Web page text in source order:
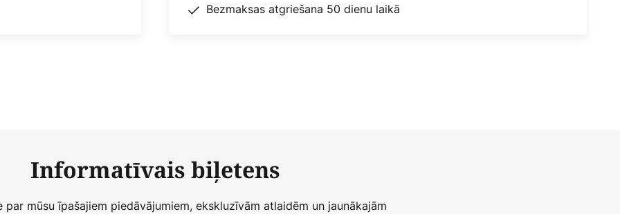
Bezmaksas atgriešana 50 dienu laikā
Informatīvais biļetens
par mūsu īpašajiem piedāvājumiem, ekskluzīvām atlaidēm un jaunākajām